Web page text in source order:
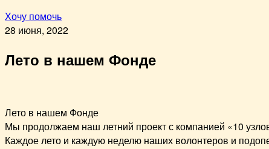
Хочу помочь
28 июня, 2022
Лето в нашем Фонде
Лето в нашем Фонде
Мы продолжаем наш летний проект с компанией «10
Каждое лето и каждую неделю наших волонтеров и